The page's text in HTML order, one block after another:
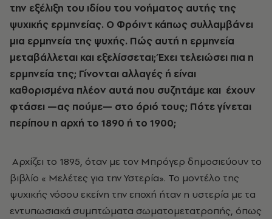
την εξέλιξη του ιδίου του νοήματος αυτής της
ψυχικής ερμηνείας. Ο Φρόιντ κάπως συλλαμβάνει
μια ερμηνεία της ψυχής. Πώς αυτή η ερμηνεία
μεταβάλλεται και εξελίσσεται; Έχει τελειώσει πια η
ερμηνεία της; Γίνονται αλλαγές ή είναι
καθορισμένα πλέον αυτά που συζητάμε και έχουν
φτάσει —ας πούμε— στο όριό τους; Πότε γίνεται
περίπου η αρχή το 1890 ή το 1900;
Αρχίζει το 1895, όταν με τον Μπρόγερ δημοσιεύουν το
βιβλίο « Μελέτες για την Υστερία». Το μοντέλο της
ψυχικής νόσου εκείνη την εποχή ήταν η υστερία με τα
εντυπωσιακά συμπτώματα σωματομετατροπής, όπως